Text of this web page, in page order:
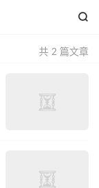

共 2 篇文章